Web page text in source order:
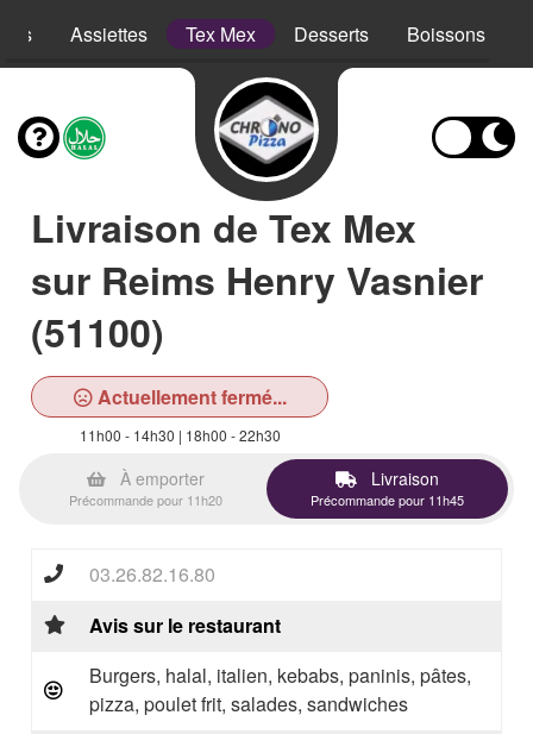
Assiettes Tex Mex Desserts Boissons
Livraison de Tex Mex
sur Reims Henry Vasnier
(51100)
Actuellement fermé...
11h00 - 14h30 | 18h00 - 22h30
À emporter
Précommande pour 11h20
Livraison
Précommande pour 11h45
03.26.82.16.80
Avis sur le restaurant
Burgers, halal, italien, kebabs, paninis, pâtes,
pizza, poulet frit, salades, sandwiches